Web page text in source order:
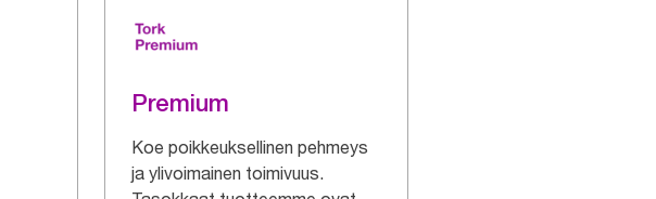
Premium
Koe poikkeuksellinen pehmeys
ja ylivoimainen toimivuus.